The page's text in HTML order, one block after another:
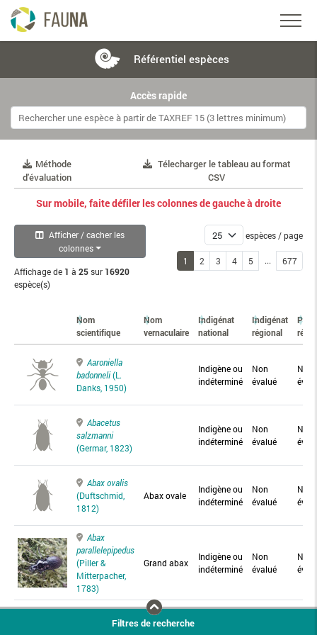
Référentiel espèces
Accès rapide
Méthode
d'évaluation
Télecharger le tableau au format
CSV
Sur mobile, faite défiler les colonnes de gauche à droite
Afficher / cacher les
colonnes
Affichage de 1 à 25sur 16920
espèce(s)
espèces / page
1 2 3 4 5 ... 677
Nom
scientifique
Nom
vernaculaire
Indigénat
national
Indigénat
régional
Aaroniella
badonneli(L.
Danks, 1950)
Indigène ou
indéterminé
Non
évalué
Non
Abacetus
salzmanni
(Germar, 1823)
Indigène ou
indéterminé
Non
évalué
Non
Abax ovalis
(Duftschmid,
1812)
Abax ovale
Indigène ou
indéterminé
Non
évalué
Non
Abax
parallelepipedus
(Piller &
Mitterpacher,
1783)
Grand abax
Indigène ou
indéterminé
Non
évalué
Non
Abax
Abax
Filtres de recherche